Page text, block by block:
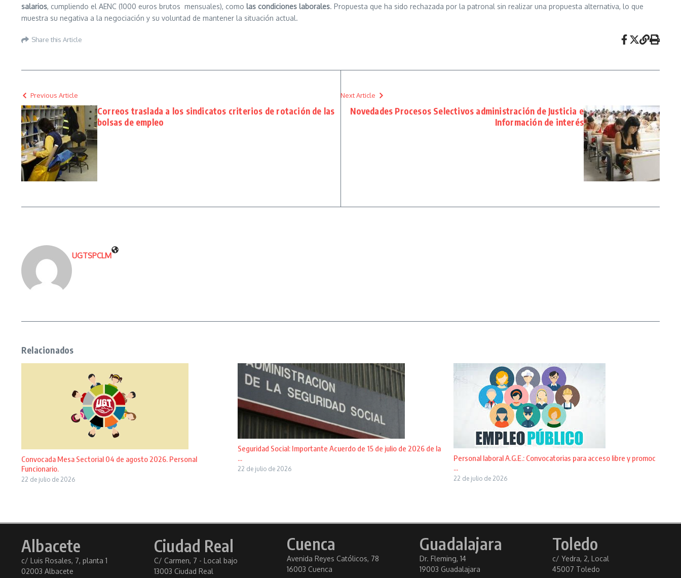
salarios, cumpliendo el AENC (1000 euros brutos mensuales), como las condiciones laborales. Propuesta que ha sido rechazada por la patronal sin realizar una propuesta alternativa, lo que
muestra su negativa a la negociación y su voluntad de mantener la situación actual.
Share this Article
Previous Article
Correos traslada a los sindicatos criterios de rotación de las
bolsas de empleo
Next Article
Novedades Procesos Selectivos administración de Justicia e
Información de interés
UGTSPCLM
Relacionados
Convocada Mesa Sectorial 04 de agosto 2026. Personal
Funcionario.
22 de julio de 2026
Seguridad Social: Importante Acuerdo de 15 de julio de 2026 de la
22 de julio de 2026
Personal laboral A.G.E.: Convocatorias para acceso libre y promoc
...
22 de julio de 2026
Albacete
c/ Luis Rosales, 7, planta 1
02003 Albacete
Ciudad Real
C/ Carmen, 7 - Local bajo
13003 Ciudad Real
Cuenca
Avenida Reyes Católicos, 78
16003 Cuenca
Guadalajara
Dr. Fleming, 14
19003 Guadalajara
Toledo
c/ Yedra, 2, Local
45007 Toledo